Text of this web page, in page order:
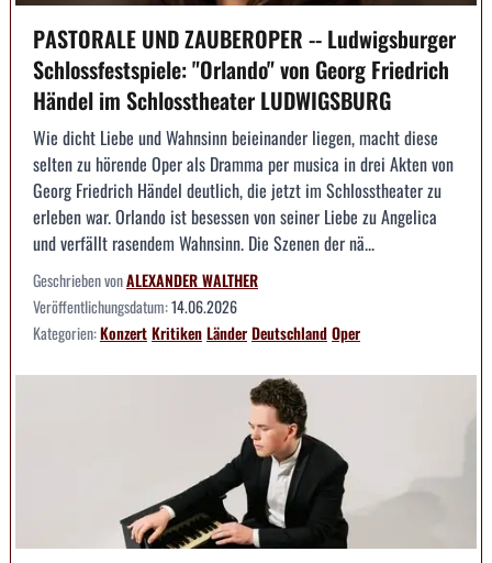
PASTORALE UND ZAUBEROPER -- Ludwigsburger
Schlossfestspiele: "Orlando" von Georg Friedrich
Händel im Schlosstheater LUDWIGSBURG
Wie dicht Liebe und Wahnsinn beieinander liegen, macht diese
selten zu hörende Oper als Dramma per musica in drei Akten von
Georg Friedrich Händel deutlich, die jetzt im Schlosstheater zu
erleben war. Orlando ist besessen von seiner Liebe zu Angelica
und verfällt rasendem Wahnsinn. Die Szenen der nä...
Geschrieben vonALEXANDER WALTHER
Veröffentlichungsdatum:14.06.2026
Kategorien:KonzertKritikenLänderDeutschlandOper